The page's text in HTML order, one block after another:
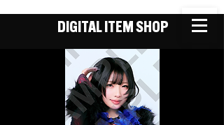
DIGITAL ITEM SHOP